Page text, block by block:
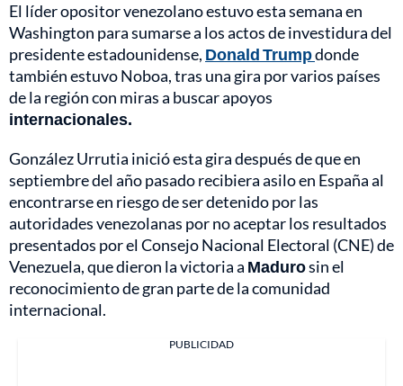
El líder opositor venezolano estuvo esta semana en
Washington para sumarse a los actos de investidura del
presidente estadounidense, Donald Trumpdonde
también estuvo Noboa, tras una gira por varios países
de la región con miras a buscar apoyos
internacionales.
González Urrutia inició esta gira después de que en
septiembre del año pasado recibiera asilo en España al
encontrarse en riesgo de ser detenido por las
autoridades venezolanas por no aceptar los resultados
presentados por el Consejo Nacional Electoral (CNE) de
Venezuela, que dieron la victoria a Madurosin el
reconocimiento de gran parte de la comunidad
internacional.
PUBLICIDAD